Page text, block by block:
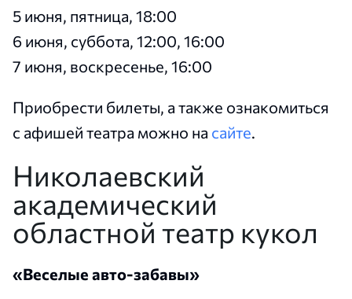
5 июня, пятница, 18:00
6 июня, суббота, 12:00, 16:00
7 июня, воскресенье, 16:00
Приобрести билеты, а также ознакомиться
с афишей театра можно на сайте.
Николаевский
академический
областной театр кукол
«Веселые авто-забавы»